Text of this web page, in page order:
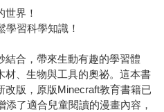
界！
學習科學知識！
結合，帶來生動有趣的學習體
材、生物與工具的奧祕。這本書
改版，原版Minecraft教育書籍已
了適合兒童閱讀的漫畫內容，